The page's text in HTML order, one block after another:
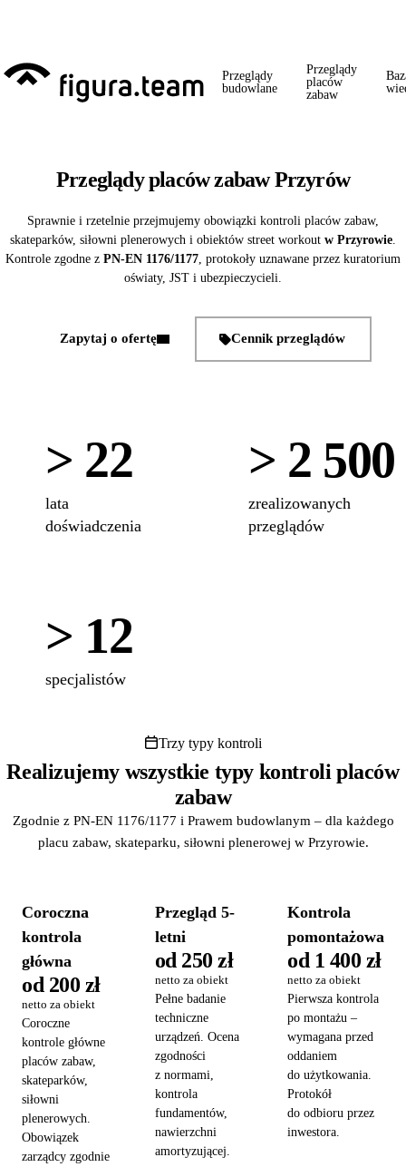
Przeglądy
budowlane
Przeglądy
placów
zabaw
Przeglądy placów zabaw Przyrów
Sprawnie i rzetelnie przejmujemy obowiązki kontroli placów zabaw,
skateparków, siłowni plenerowych i obiektów street workout w Przyrowie
Kontrole zgodne z PN-EN 1176/1177 , protokoły uznawane przez kuratorium
oświaty, JST i ubezpieczycieli.
Zapytaj o ofertę Cennik przeglądów
> 22
lata
doświadczenia
> 2 500
zrealizowanych
przeglądów
> 12
specjalistów
Trzy typy kontroli
Realizujemy wszystkie typy kontroli placów
zabaw
Zgodnie z PN-EN 1176/1177 i Prawem budowlanym – dla każdego
placu zabaw, skateparku, siłowni plenerowej w Przyrowie.
Coroczna
kontrola
główna
od 200 zł
netto za obiekt
Coroczne
kontrole główne
placów zabaw,
skateparków,
siłowni
plenerowych.
Obowiązek
zarządcy zgodnie
Przegląd 5-
letni
od 250 zł
netto za obiekt
Pełne badanie
techniczne
urządzeń. Ocena
zgodności
z normami,
kontrola
fundamentów,
nawierzchni
amortyzującej.
Kontrola
pomontażowa
od 1 400 zł
netto za obiekt
Pierwsza kontrola
po montażu –
wymagana przed
oddaniem
do użytkowania.
Protokół
do odbioru przez
inwestora.